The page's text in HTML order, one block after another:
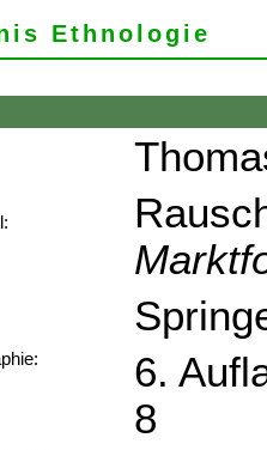
Ethnologie
6.
8